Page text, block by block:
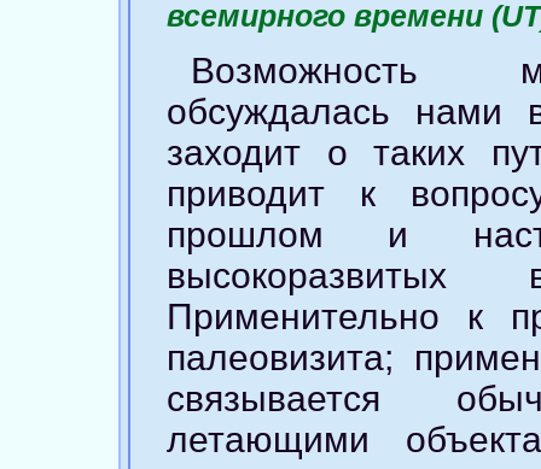
всемирного времени
Возможность
обсуждалась
заходит о таких
приводит к
прошлом и
высокоразвитых
Применительно к
палеовизита;
связывается
летающими